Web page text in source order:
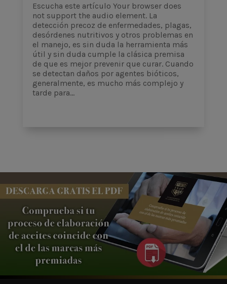
Escucha este artículo Your browser does
not support the audio element. La
detección precoz de enfermedades, plagas,
desórdenes nutritivos y otros problemas en
el manejo, es sin duda la herramienta más
útil y sin duda cumple la clásica premisa
de que es mejor prevenir que curar. Cuando
se detectan daños por agentes bióticos,
generalmente, es mucho más complejo y
tarde para...